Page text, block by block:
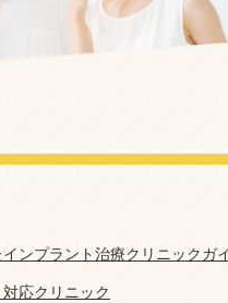
ンプラント治療クリニックガ
応クリニック